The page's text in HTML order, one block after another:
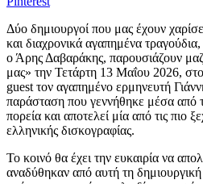
Δύο δημιουργοί που μας έχουν
και διαχρονικά αγαπημένα
ο Άρης Δαβαράκης, παρουσιάζουν
μας» την Τετάρτη 13 Μαΐου 2026,
guest τον αγαπημένο ερμηνευτή
παράσταση που γεννήθηκε μέσα από
πορεία και αποτελεί μία από τις πιο
ελληνικής δισκογραφίας.
Το κοινό θα έχει την ευκαιρία να
αναδύθηκαν από αυτή τη